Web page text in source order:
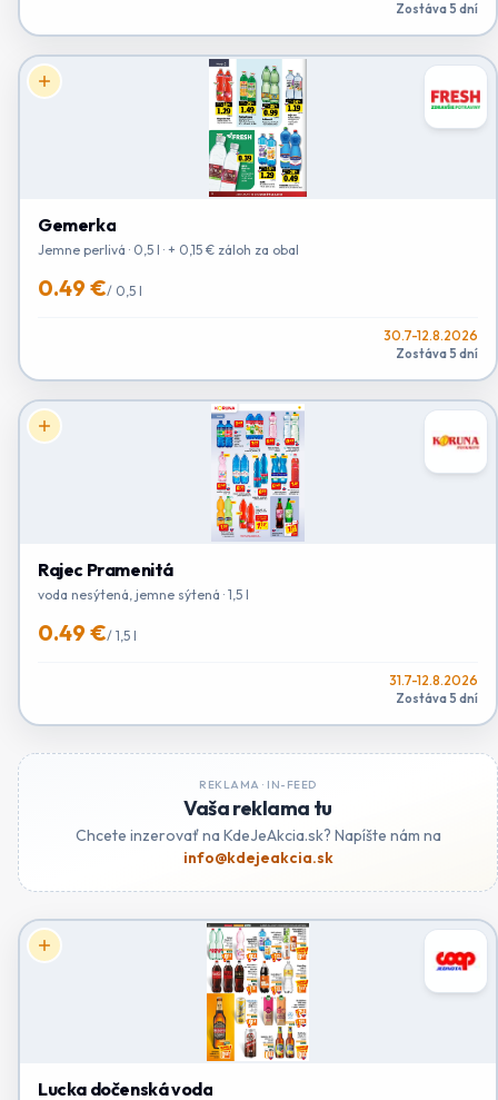
Zostáva 5 dní
Gemerka
Jemne perlivá · 0,5 l · + 0,15 € záloh za obal
0.49 €/ 0,5 l
30.7-12.8.2026
Zostáva 5 dní
Rajec Pramenitá
voda nesýtená, jemne sýtená · 1,5 l
0.49 €/ 1,5 l
31.7-12.8.2026
Zostáva 5 dní
REKLAMA · IN-FEED
Vaša reklama tu
Chcete inzerovať na KdeJeAkcia.sk? Napíšte nám na
info@kdejeakcia.sk
Lucka dočenská voda